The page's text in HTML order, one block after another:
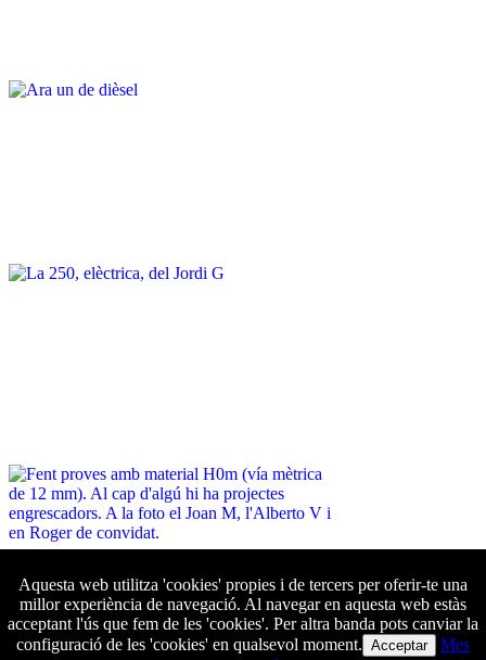
Aquesta web utilitza 'cookies' propies i de tercers per oferir-te una
millor experiència de navegació. Al navegar en aquesta web estàs
acceptant l'ús que fem de les 'cookies'. Per altra banda pots canviar la
configuració de les 'cookies' en qualsevol moment. Acceptar
Mes